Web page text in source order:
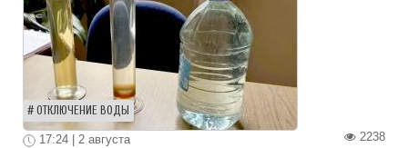
ОТКЛЮЧЕНИЕ ВОДЫ
2238
17:24 | 2 августа